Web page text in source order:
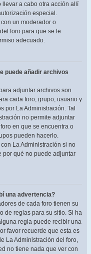
llevar a cabo otra acción allí
especial.
un moderador o
foro para que se le
adecuado.
puede añadir archivos
adjuntar archivos son
cada foro, grupo, usuario y
por La Administración. Tal
no permite adjuntar
en que se encuentra o
pueden hacerlo.
La Administración si no
por qué no puede adjuntar
una advertencia?
de cada foro tienen su
de reglas para su sitio. Si ha
regla puede recibir una
favor recuerde que esta es
La Administración del foro,
no tiene nada que ver con